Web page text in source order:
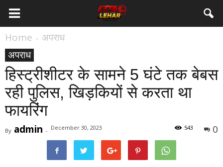
Home
अपराध
अपराध
हिस्ट्रीशीटर के सामने 5 घंटे तक बेबस
रही पुलिस, खिड़कियों से करता था
फायरिंग
By admin - December 30, 2023 0
543